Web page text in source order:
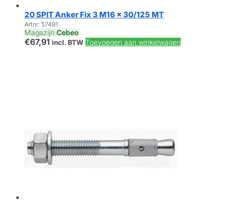
20 SPIT Anker Fix 3 M16 x 30/125 MT
Artnr: 57481
Magazijn Cebeo
€67,91 incl. BTW Toevoegen aan winkelwagen